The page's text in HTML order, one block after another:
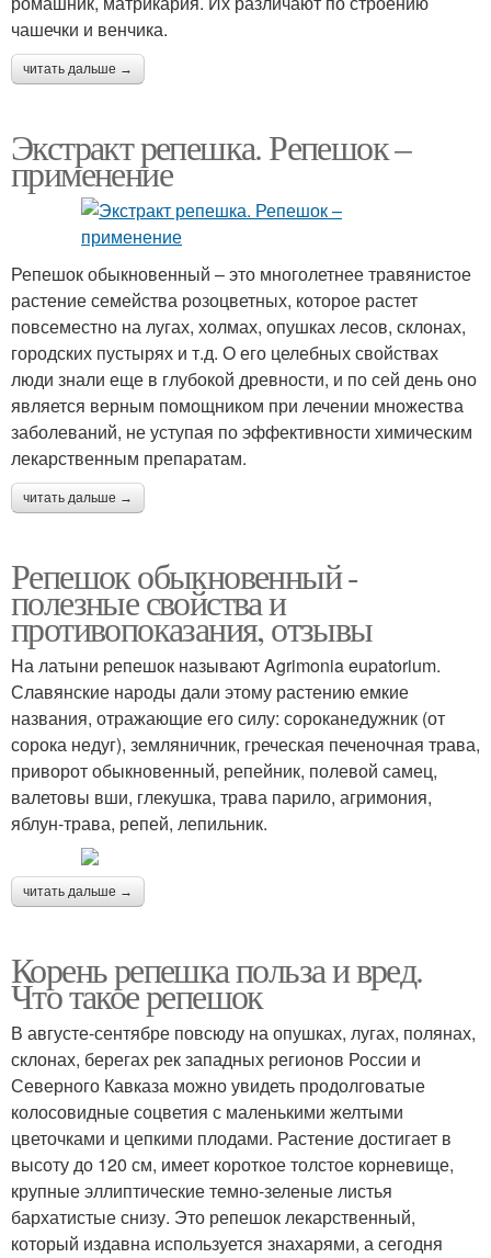
чашечки и венчика.
читать дальше →
Экстракт репешка. Репешок –
применение
Репешок обыкновенный – это многолетнее травянистое
растение семейства розоцветных, которое растет
повсеместно на лугах, холмах, опушках лесов, склонах,
городских пустырях и т.д. О его целебных свойствах
люди знали еще в глубокой древности, и по сей день оно
является верным помощником при лечении множества
заболеваний, не уступая по эффективности химическим
лекарственным препаратам.
читать дальше →
Репешок обыкновенный -
полезные свойства и
противопоказания, отзывы
На латыни репешок называют Agrimonia eupatorium.
Славянские народы дали этому растению емкие
названия, отражающие его силу: сороканедужник (от
сорока недуг), земляничник, греческая печеночная трава,
приворот обыкновенный, репейник, полевой самец,
валетовы вши, глекушка, трава парило, агримония,
яблун-трава, репей, лепильник.
читать дальше →
Корень репешка польза и вред.
Что такое репешок
В августе-сентябре повсюду на опушках, лугах, полянах,
склонах, берегах рек западных регионов России и
Северного Кавказа можно увидеть продолговатые
колосовидные соцветия с маленькими желтыми
цветочками и цепкими плодами. Растение достигает в
высоту до 120 см, имеет короткое толстое корневище,
крупные эллиптические темно-зеленые листья
бархатистые снизу. Это репешок лекарственный,
который издавна используется знахарями, а сегодня